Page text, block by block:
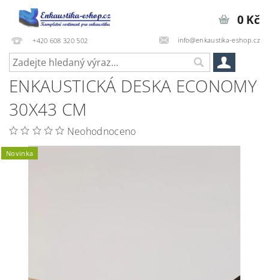
+420 608 320 502 info@enkaustika-eshop.cz
0 Kč
ENKAUSTICKÁ DESKA ECONOMY
30X43 CM
Neohodnoceno
Novinka